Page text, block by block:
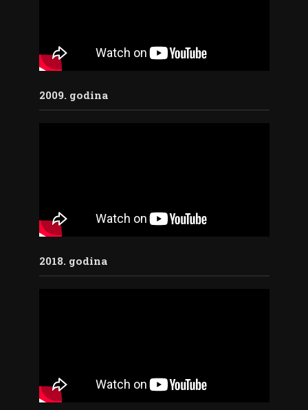
2009. godina
2018. godina